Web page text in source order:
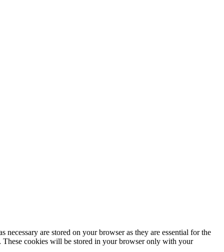
are stored on your browser as they are essential for the
These cookies will be stored in your browser only with your